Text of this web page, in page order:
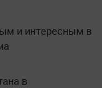
и интересным в
в